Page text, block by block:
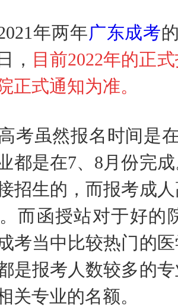
年两年广东成考
， 目前2022年的正
正式通知为准。
考虽然报名时间是
都是在7、8月份完
招生的，而报考成
而函授站对于好的
考当中比较热门的
是报考人数较多的
关专业的名额。